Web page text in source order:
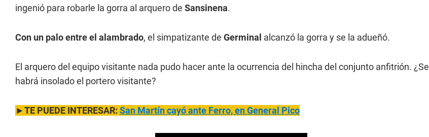
ingenió para robarle la gorra al arquero de Sansinena.
Con un palo entre el alambrado, el simpatizante de Germinal alcanzó la gorra y se la adueñó.
El arquero del equipo visitante nada pudo hacer ante la ocurrencia del hincha del conjunto anfitrión. ¿Se
habrá insolado el portero visitante?
►TE PUEDE INTERESAR: San Martín cayó ante Ferro, en General Pico